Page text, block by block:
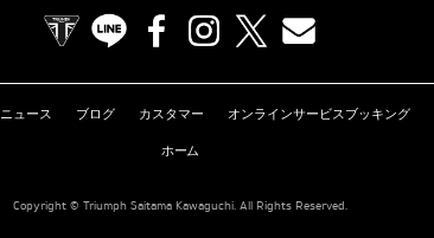
TRIUMPH OFFICIAL SITE
LINE FacebookInstagram
ニュース ブログ カスタマー オンラインサービスブッキング
ホーム
Copyright © Triumph Saitama Kawaguchi. All Rights Reserved.